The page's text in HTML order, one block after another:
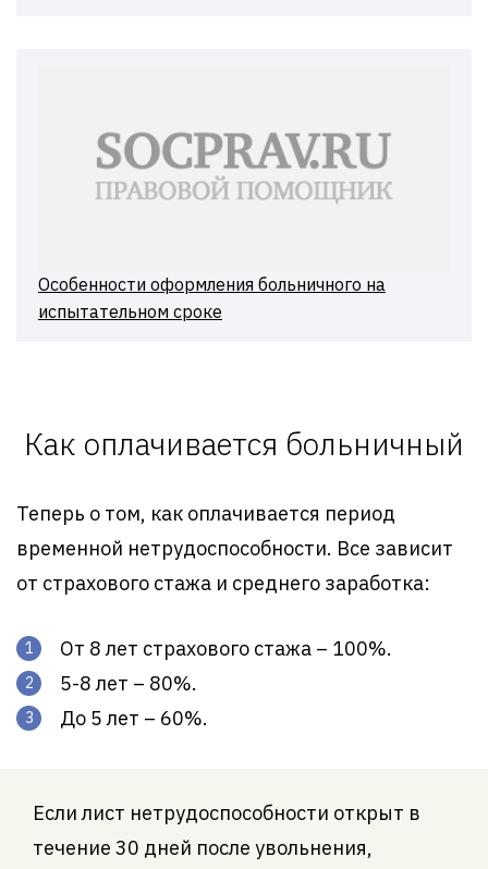
Особенности оформления больничного на
испытательном сроке
Как оплачивается больничный
Теперь о том, как оплачивается период
временной нетрудоспособности. Все зависит
от страхового стажа и среднего заработка:
От 8 лет страхового стажа – 100%.
5-8 лет – 80%.
До 5 лет – 60%.
Если лист нетрудоспособности открыт в
течение 30 дней после увольнения,